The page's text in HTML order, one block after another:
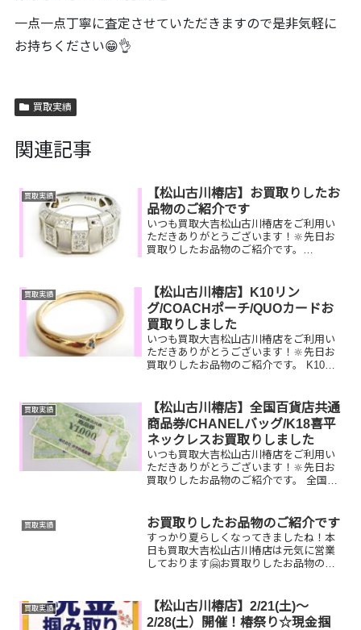
一点一点丁寧に査定させていただきますので是非気軽に
お持ちください😁👌
買取実績
関連記事
買取実績
【松山古川椿店】お買取りしたお
品物のご紹介です
いつも買取大吉松山古川椿店をご利用い
ただきありがとうございます！🔆先日お
買取りしたお品物のご紹介です。
いるお品物はございませんか？そのお品
物ぜひ！買取大吉松山古川...
買取実績
【松山古川椿店】K10リン
グ/COACHポーチ/QUOカードお
買取りしました
いつも買取大吉松山古川椿店をご利用い
ただきありがとうございます！🔆先日お
買取りしたお品物のご紹介です。 K10リ
買取大吉松山古川椿店にお査定させてく
ださい！💫皆...
買取実績
【松山古川椿店】全国百貨店共通
商品券/CHANELバッグ/K18喜平
ネックレスお買取りしました
いつも買取大吉松山古川椿店をご利用い
ただきありがとうございます！🔆先日お
買取りしたお品物のご紹介です。 全国百
お品物はございませんか？ぜひ買取大吉
松山古川椿店...
買取実績 お買取りしたお品物のご紹介です
すっかり夏らしくなってきましたね！本
日も買取大吉松山古川椿店は元気に営業
しております🤗お買取りしたお品物のご
ダーバッグお家で眠っているお品物はご
ざい...
買取実績
【松山古川椿店】2/21(土)～
2/28(土）開催！椿祭り☆現金掴